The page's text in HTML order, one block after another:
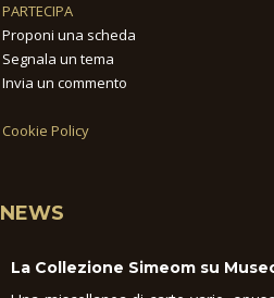
PARTECIPA
Proponi una scheda
Segnala un tema
Invia un commento
Cookie Policy
NEWS
La Collezione Simeom su